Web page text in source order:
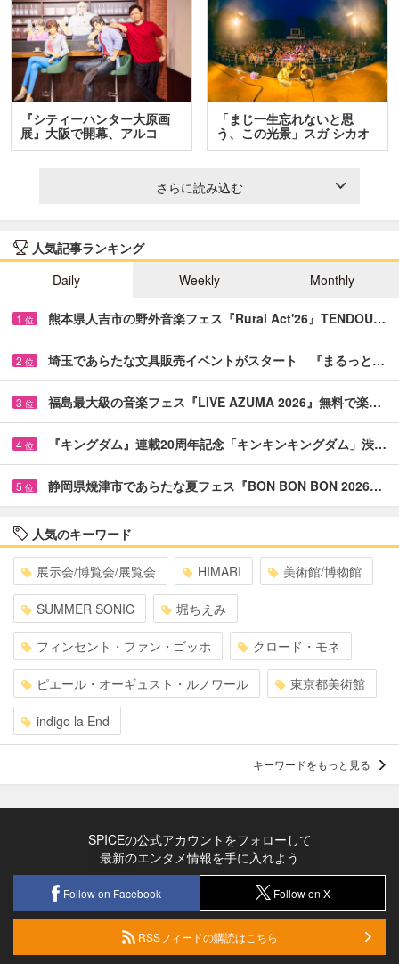
『シティーハンター大原画
展』大阪で開幕、アルコ
＆…
「まじ一生忘れないと思
う、この光景」スガ シカオ
と…
さらに読み込む
人気記事ランキング
Daily
Weekly Monthly
1 位 熊本県人吉市の野外音楽フェス『Rural Act'26』TENDOU…
2 位 埼玉であらたな文具販売イベントがスタート 『まるっと…
3 位 福島最大級の音楽フェス『LIVE AZUMA 2026』無料で楽…
4 位 『キングダム』連載20周年記念「キンキンキングダム」渋…
5 位 静岡県焼津市であらたな夏フェス『BON BON BON 2026…
人気のキーワード
展示会/博覧会/展覧会 HIMARI 美術館/博物館
SUMMER SONIC 堀ちえみ
フィンセント・ファン・ゴッホ クロード・モネ
ピエール・オーギュスト・ルノワール 東京都美術館
indigo la End
キーワードをもっと見る
SPICEの公式アカウントをフォローして
最新のエンタメ情報を手に入れよう
Follow on Facebook Follow on X
RSSフィードの購読はこちら